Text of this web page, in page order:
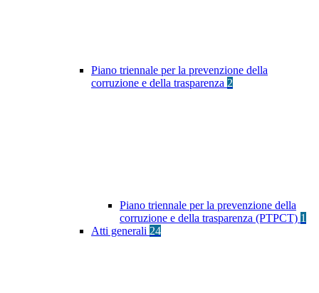
Piano triennale per la prevenzione della
corruzione e della trasparenza 2
Piano triennale per la prevenzione della
corruzione e della trasparenza (PTPCT) 1
Atti generali 24